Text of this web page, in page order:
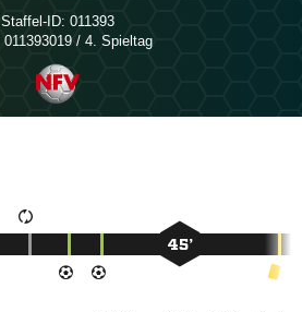
Staffel-ID: 011393
011393019 / 4. Spieltag
45’